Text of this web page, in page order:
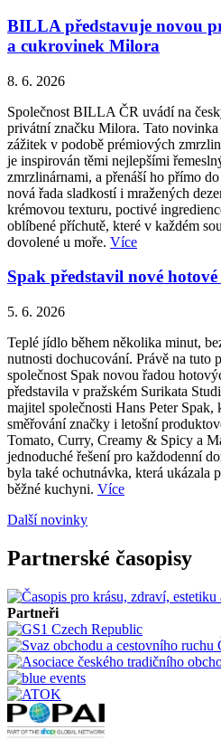
BILLA představuje novou
a cukrovinek Milora
8. 6. 2026
Společnost BILLA ČR uvádí na
privátní značku Milora. Tato
zážitek v podobě prémiových
je inspirován těmi nejlepšími
zmrzlinárnami, a přenáší ho přímo
nová řada sladkostí i mražených
krémovou texturu, poctivé
oblíbené příchutě, které v každém
dovolené u moře. Více
Spak představil nové
5. 6. 2026
Teplé jídlo během několika minut,
nutnosti dochucování. Právě na tuto
společnost Spak novou řadou
představila v pražském Surikata
majitel společnosti Hans Peter
směřování značky i letošní
Tomato, Curry, Creamy & Spicy a
jednoduché řešení pro každodenní
byla také ochutnávka, která ukázala
běžné kuchyni. Více
Další novinky
Partnerské časopisy
Partneři